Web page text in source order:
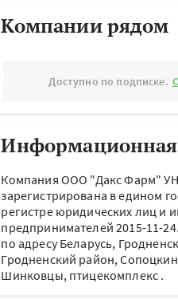
Компании рядом
Доступно по подписке.
Компания ООО "Дакс Фарм"
зарегистрирована в едином
регистре юридических лиц и
предпринимателей 2015-11-24.
по адресуБеларусь,
Гродненский район,
Шинковцы, птицекомплекс .